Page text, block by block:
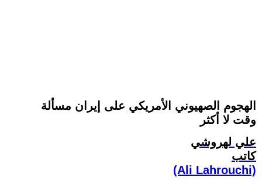
الهجوم الصهيوني الأمريكي على إيران مسألة
وقت لا أكثر
علي لهروشي
كاتب
(Ali Lahrouchi)